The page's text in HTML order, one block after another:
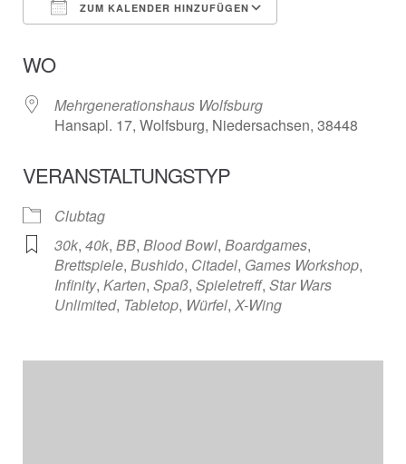
ZUM KALENDER HINZUFÜGEN
WO
Mehrgenerationshaus Wolfsburg
Hansapl. 17, Wolfsburg, Niedersachsen, 38448
VERANSTALTUNGSTYP
Clubtag
30k, 40k, BB, Blood Bowl, Boardgames,
Brettspiele, Bushido, Citadel, Games Workshop,
Infinity, Karten, Spaß, Spieletreff, Star Wars
Unlimited, Tabletop, Würfel, X-Wing